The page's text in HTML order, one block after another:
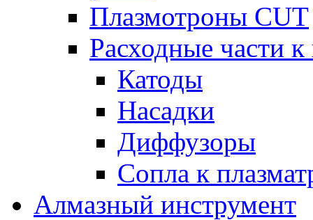
Плазмотроны CUT
Расходные части
Катоды
Насадки
Диффузоры
Сопла к
Алмазный инструмент